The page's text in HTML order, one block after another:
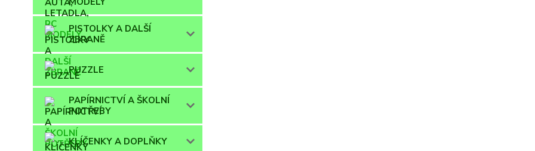
PISTOLKY A DALŠÍ
ZBRANĚ
PUZZLE
PAPÍRNICTVÍ A ŠKOLNÍ
POTŘEBY
KLÍČENKY A DOPLŇKY